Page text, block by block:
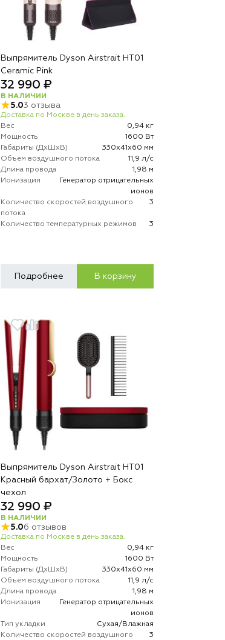
Выпрямитель Dyson Airstrait HT01
Ceramic Pink
32 990 ₽
В НАЛИЧИИ
5.03 отзыва
Доставка по Москве в день заказа.
Вес
0,94 кг
Мощность
1600 Вт
Габариты (ДхШхВ)
330х41х60 мм
Объем воздушного потока
11,9 л/с
Длина провода
1,98 м
Ионизация
Генератор отрицательных
ионов
Количество скоростей воздушного
потока
3
Количество температурных режимов 3
Подробнее В корзину
Выпрямитель Dyson Airstrait HT01
Красный бархат/Золото + Бокс
чехол
32 990 ₽
В НАЛИЧИИ
5.06 отзывов
Доставка по Москве в день заказа.
Вес
0,94 кг
Мощность
1600 Вт
Габариты (ДхШхВ)
330х41х60 мм
Объем воздушного потока
11,9 л/с
Длина провода
1,98 м
Ионизация
Генератор отрицательных
ионов
Тип укладки
Сухая/Влажная
Количество скоростей воздушного
3